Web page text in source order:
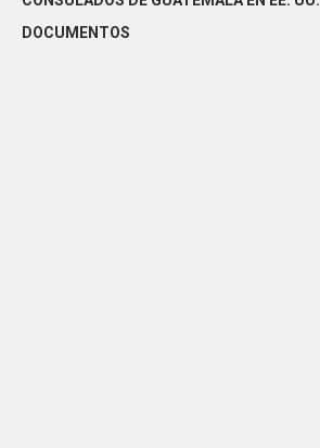
DOCUMENTOS